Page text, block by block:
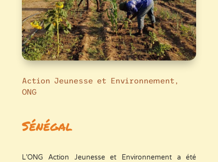
Action Jeunesse et Environnement,
ONG
Sénégal
L’ONG Action Jeunesse et Environnement a été